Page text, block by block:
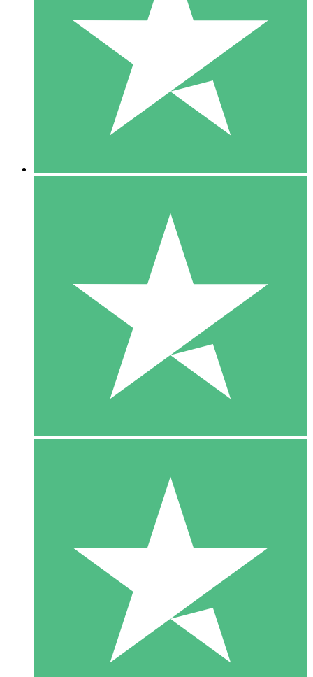
Payez à l'utilisation avec des crédits de téléchargement. Sans
1 Téléchargement
10 00
10 Téléchargements
20 00